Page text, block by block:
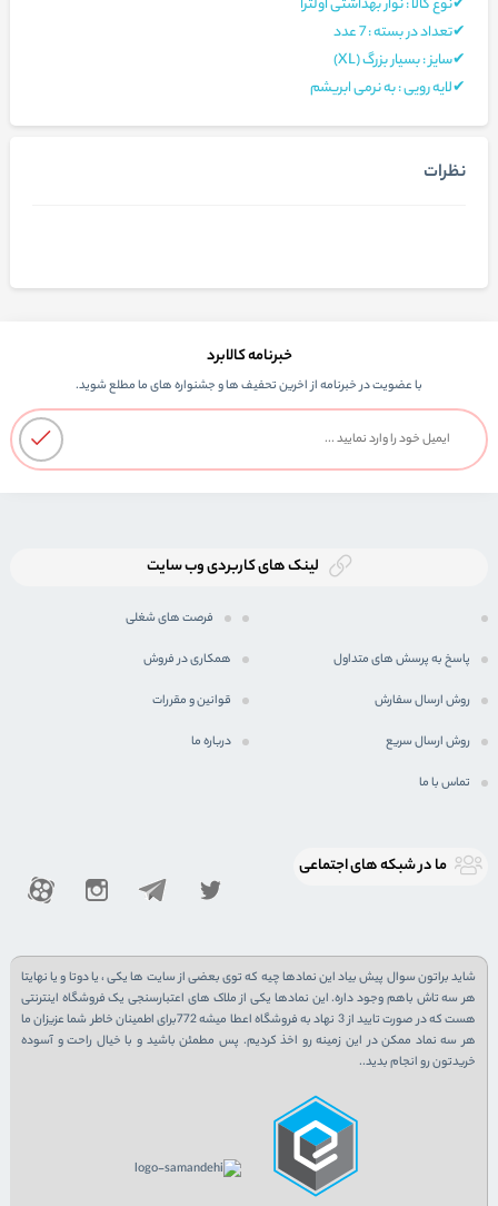
✔نوع کالا : نوار بهداشتی اولترا
✔تعداد در بسته : 7 عدد
✔سایز : بسیار بزرگ (XL)
✔لایه رویی : به نرمی ابریشم
نظرات
خبرنامه کالابرد
با عضویت در خبرنامه از اخرین تحفیف ها و جشنواره های ما مطلع شوید.
لینک های کاربردی وب سایت
فرصت های شغلی
پاسخ به پرسش های متداول همکاری در فروش
روش ارسال سفارش قوانین و مقررات
روش ارسال سریع درباره ما
تماس با ما
ما در شبكه های اجتماعی
شاید براتون سوال پیش بیاد این نمادها چیه که توی بعضی از سایت ها یکی ، یا دوتا و یا نهایتا
هر سه تاش باهم وجود داره. این نمادها یکی از ملاک های اعتبارسنجی یک فروشگاه اینترنتی
هست که در صورت تایید از 3 نهاد به فروشگاه اعطا میشه 772برای اطمینان خاطر شما عزیزان ما
هر سه نماد ممکن در این زمینه رو اخذ کردیم. پس مطمئن باشید و با خیال راحت و آسوده
خریدتون رو انجام بدید..